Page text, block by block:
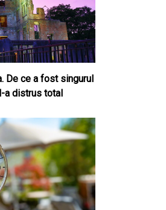
De ce a fost singurul
a distrus total